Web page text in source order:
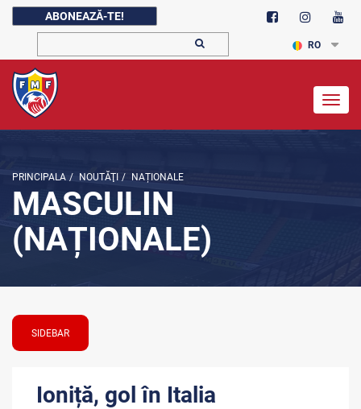
ABONEAZĂ-TE!
RO
PRINCIPALA / NOUTĂŢI / NAȚIONALE
MASCULIN
(NAȚIONALE)
SIDEBAR
Ioniță, gol în Italia